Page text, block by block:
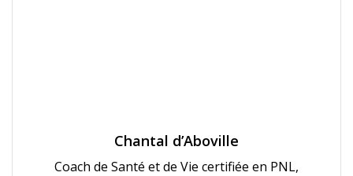
Chantal d’Aboville
Coach de Santé et de Vie certifiée en PNL,